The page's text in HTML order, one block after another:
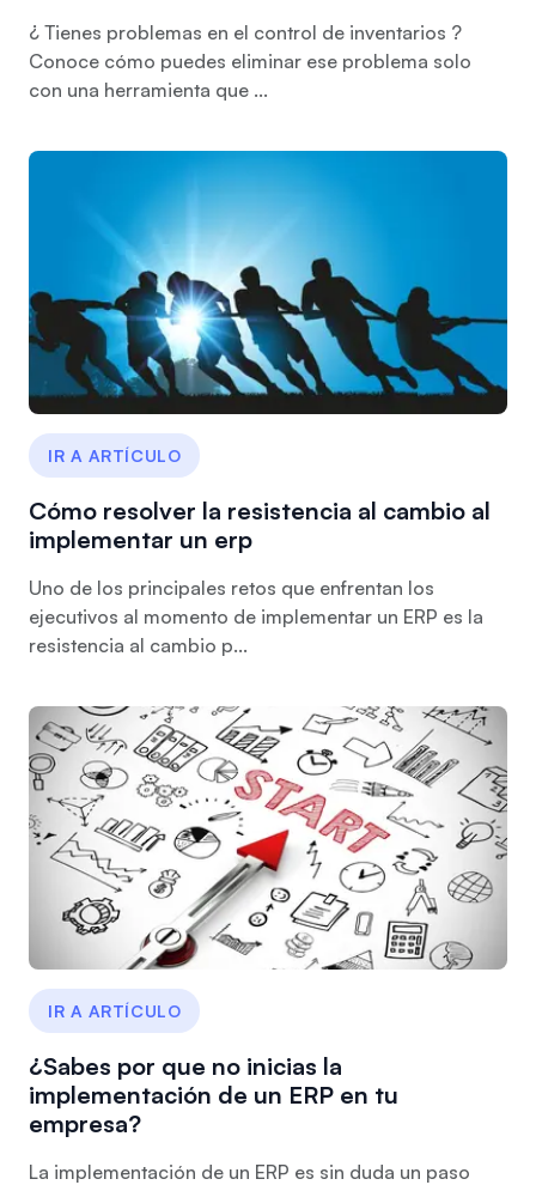
¿ Tienes problemas en el control de inventarios ?
Conoce cómo puedes eliminar ese problema solo
con una herramienta que ...
IR A ARTÍCULO
Cómo resolver la resistencia al cambio al
implementar un erp
Uno de los principales retos que enfrentan los
ejecutivos al momento de implementar un ERP es la
resistencia al cambio p...
IR A ARTÍCULO
¿Sabes por que no inicias la
implementación de un ERP en tu
empresa?
La implementación de un ERP es sin duda un paso